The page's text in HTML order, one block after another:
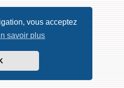
vous acceptez
savoir plus